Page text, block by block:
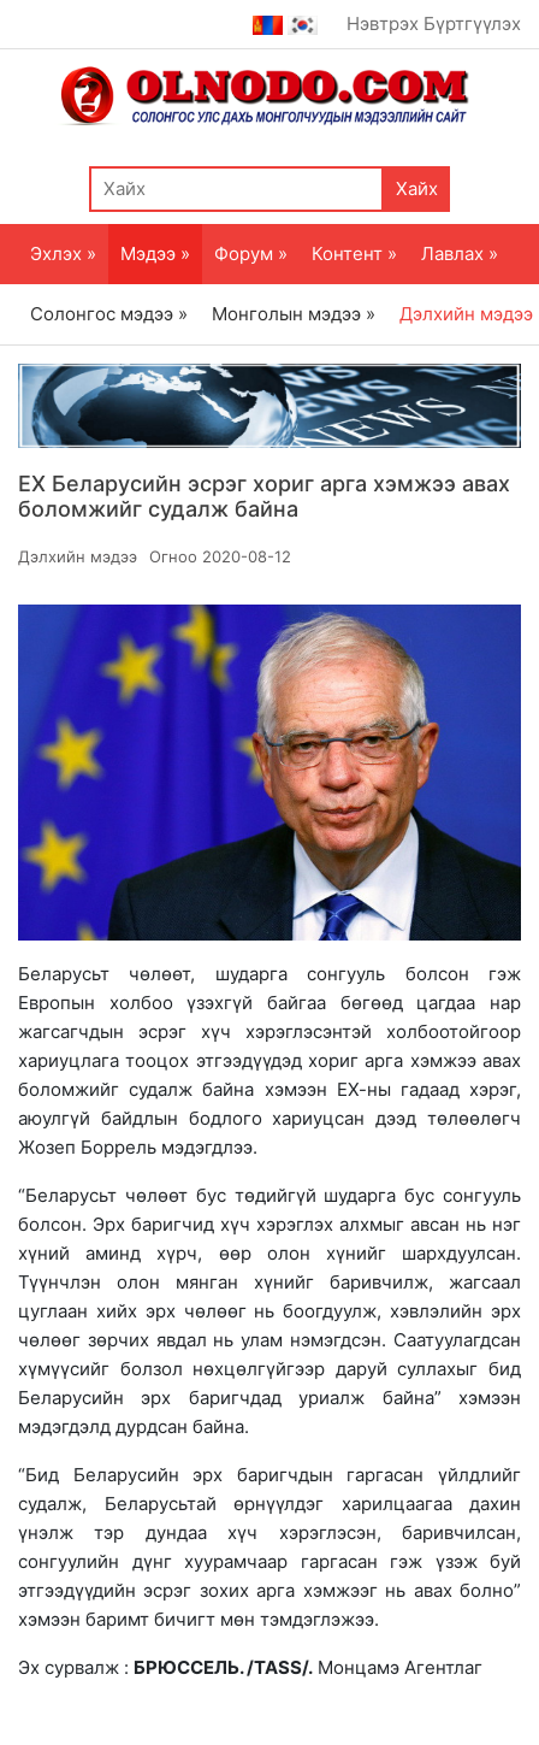
Нэвтрэх Бүртгүүлэх
Хайх
Эхлэх » Мэдээ » Форум » Контент » Лавлах »
Солонгос мэдээ » Монголын мэдээ » Дэлхийн мэдээ
ЕХ Беларусийн эсрэг хориг арга хэмжээ авах
боломжийг судалж байна
Дэлхийн мэдээ Огноо 2020-08-12
Беларусьт чөлөөт, шударга сонгууль болсон гэж
Европын холбоо үзэхгүй байгаа бөгөөд цагдаа нар
жагсагчдын эсрэг хүч хэрэглэсэнтэй холбоотойгоор
хариуцлага тооцох этгээдүүдэд хориг арга хэмжээ авах
боломжийг судалж байна хэмээн ЕХ-ны гадаад хэрэг,
аюулгүй байдлын бодлого хариуцсан дээд төлөөлөгч
Жозеп Боррель мэдэгдлээ.
“Беларусьт чөлөөт бус төдийгүй шударга бус сонгууль
болсон. Эрх баригчид хүч хэрэглэх алхмыг авсан нь нэг
хүний аминд хүрч, өөр олон хүнийг шархдуулсан.
Түүнчлэн олон мянган хүнийг баривчилж, жагсаал
цуглаан хийх эрх чөлөөг нь боогдуулж, хэвлэлийн эрх
чөлөөг зөрчих явдал нь улам нэмэгдсэн. Саатуулагдсан
хүмүүсийг болзол нөхцөлгүйгээр даруй суллахыг бид
Беларусийн эрх баригчдад уриалж байна” хэмээн
мэдэгдэлд дурдсан байна.
“Бид Беларусийн эрх баригчдын гаргасан үйлдлийг
судалж, Беларусьтай өрнүүлдэг харилцаагаа дахин
үнэлж тэр дундаа хүч хэрэглэсэн, баривчилсан,
сонгуулийн дүнг хуурамчаар гаргасан гэж үзэж буй
этгээдүүдийн эсрэг зохих арга хэмжээг нь авах болно”
хэмээн баримт бичигт мөн тэмдэглэжээ.
Эх сурвалж : БРЮССЕЛЬ. /TASS/. Монцамэ Агентлаг